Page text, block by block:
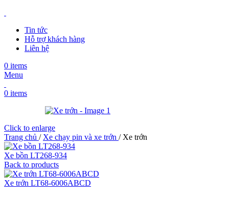
Tin tức
Hỗ trợ khách hàng
Liên hệ
0 items
Menu
0 items
Click to enlarge
Trang chủ / Xe chạy pin và xe trớn / Xe trớn
Xe bồn LT268-934
Back to products
Xe trớn LT68-6006ABCD